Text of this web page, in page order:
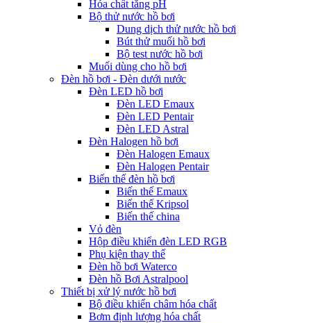
Hóa chất tăng pH
Bộ thử nước hồ bơi
Dung dịch thử nước hồ bơi
Bút thử muối hồ bơi
Bộ test nước hồ bơi
Muối dùng cho hồ bơi
Đèn hồ bơi - Đèn dưới nước
Đèn LED hồ bơi
Đèn LED Emaux
Đèn LED Pentair
Đèn LED Astral
Đèn Halogen hồ bơi
Đèn Halogen Emaux
Đèn Halogen Pentair
Biến thế đèn hồ bơi
Biến thế Emaux
Biến thế Kripsol
Biến thế china
Vỏ đèn
Hộp điều khiển đèn LED RGB
Phụ kiện thay thế
Đèn hồ bơi Waterco
Đèn hồ Bơi Astralpool
Thiết bị xử lý nước hồ bơi
Bộ điều khiển châm hóa chất
Bơm định lượng hóa chất